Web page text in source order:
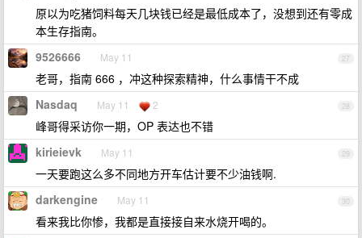
原以为吃猪饲料每天几块钱已经是最低成本了，没想到还有零成
本生存指南。
27
9526666 May 11
老哥，指南 666 ，冲这种探索精神，什么事情干不成
28
Nasdaq May 11 2
峰哥得采访你一期，OP 表达也不错
29
kirieievk May 11
一天要跑这么多不同地方开车估计要不少油钱啊.
30
darkengine May 11
看来我比你惨，我都是直接接自来水烧开喝的。